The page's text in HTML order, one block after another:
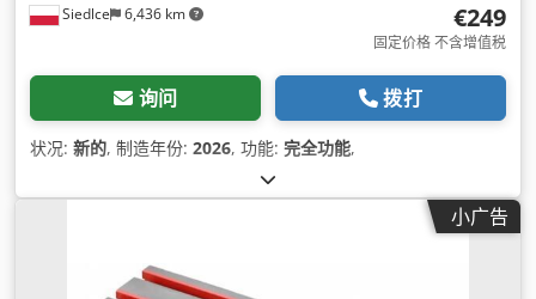
Siedlce 6,436 km €249
固定价格 不含增值税
询问 拨打
状况: 新的, 制造年份: 2026, 功能: 完全功能,
小广告